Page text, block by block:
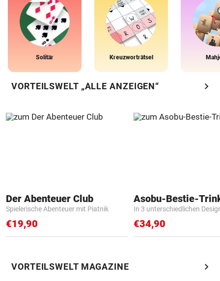
Solitär Kreuzworträtsel
VORTEILSWELT „ALLE ANZEIGEN“ chevron_right
Der Abenteuer Club
Spielerische Abenteuer mit Piatnik
€19,90
Asobu-Bestie-
In 3 unterschiedlichen
€34,90
VORTEILSWELT MAGAZINE chevron_right